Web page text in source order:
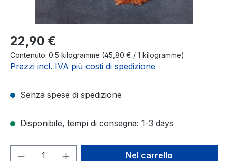
Prezzo normale:
22,90 €
Contenuto: 0.5 kilogramme (45,80 € / 1 kilogramme)
Prezzi incl. IVA più costi di spedizione
Senza spese di spedizione
Disponibile, tempi di consegna: 1-3 days
Quantità del prodotto: inserisci la
Nel carrello